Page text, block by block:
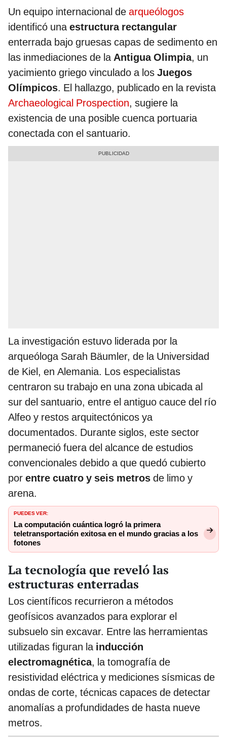
Un equipo internacional de arqueólogos
identificó unaestructura rectangular
enterrada bajo gruesas capas de sedimento en
las inmediaciones de laAntigua Olimpia, un
yacimiento griego vinculado a los Juegos
Olímpicos. El hallazgo, publicado en la revista
Archaeological Prospection, sugiere la
existencia de una posible cuenca portuaria
conectada con el santuario.
La investigación estuvo liderada por la
arqueóloga Sarah Bäumler, de la Universidad
de Kiel, en Alemania. Los especialistas
centraron su trabajo en una zona ubicada al
sur del santuario, entre el antiguo cauce del río
Alfeo y restos arquitectónicos ya
documentados. Durante siglos, este sector
permaneció fuera del alcance de estudios
convencionales debido a que quedó cubierto
por entre cuatro y seis metros de limo y
arena.
PUEDES VER:
La computación cuántica logró la primera
teletransportación exitosa en el mundo gracias a los
fotones
La tecnología que reveló las
estructuras enterradas
Los científicos recurrieron a métodos
geofísicos avanzados para explorar el
subsuelo sin excavar. Entre las herramientas
utilizadas figuran la inducción
electromagnética, la tomografía de
resistividad eléctrica y mediciones sísmicas de
ondas de corte, técnicas capaces de detectar
anomalías a profundidades de hasta nueve
metros.